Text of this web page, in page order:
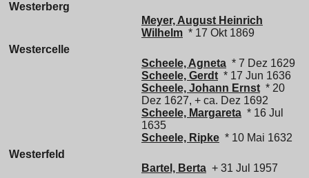
Westerberg
Meyer, August Heinrich
Wilhelm * 17 Okt 1869
Westercelle
Scheele, Agneta * 7 Dez 1629
Scheele, Gerdt * 17 Jun 1636
Scheele, Johann Ernst * 20
Dez 1627, + ca. Dez 1692
Scheele, Margareta * 16 Jul
1635
Scheele, Ripke * 10 Mai 1632
Westerfeld
Bartel, Berta + 31 Jul 1957